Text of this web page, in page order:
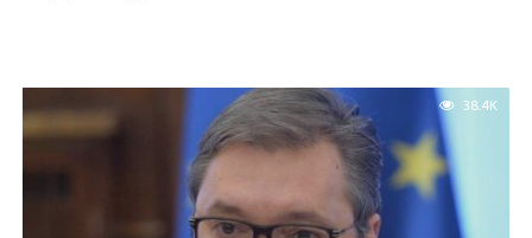
38.4K